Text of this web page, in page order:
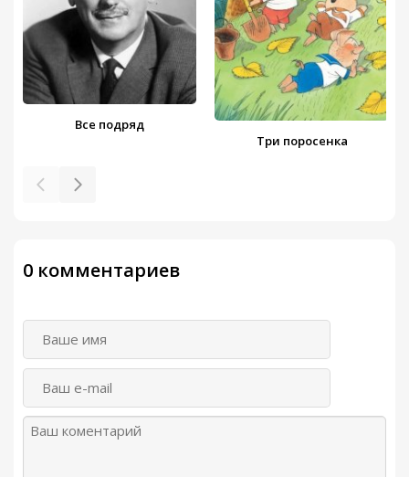
Все подряд
Три поросенка
0 комментариев